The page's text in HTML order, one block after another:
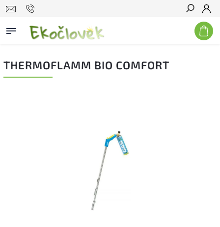
Hľadať
THERMOFLAMM BIO COMFORT